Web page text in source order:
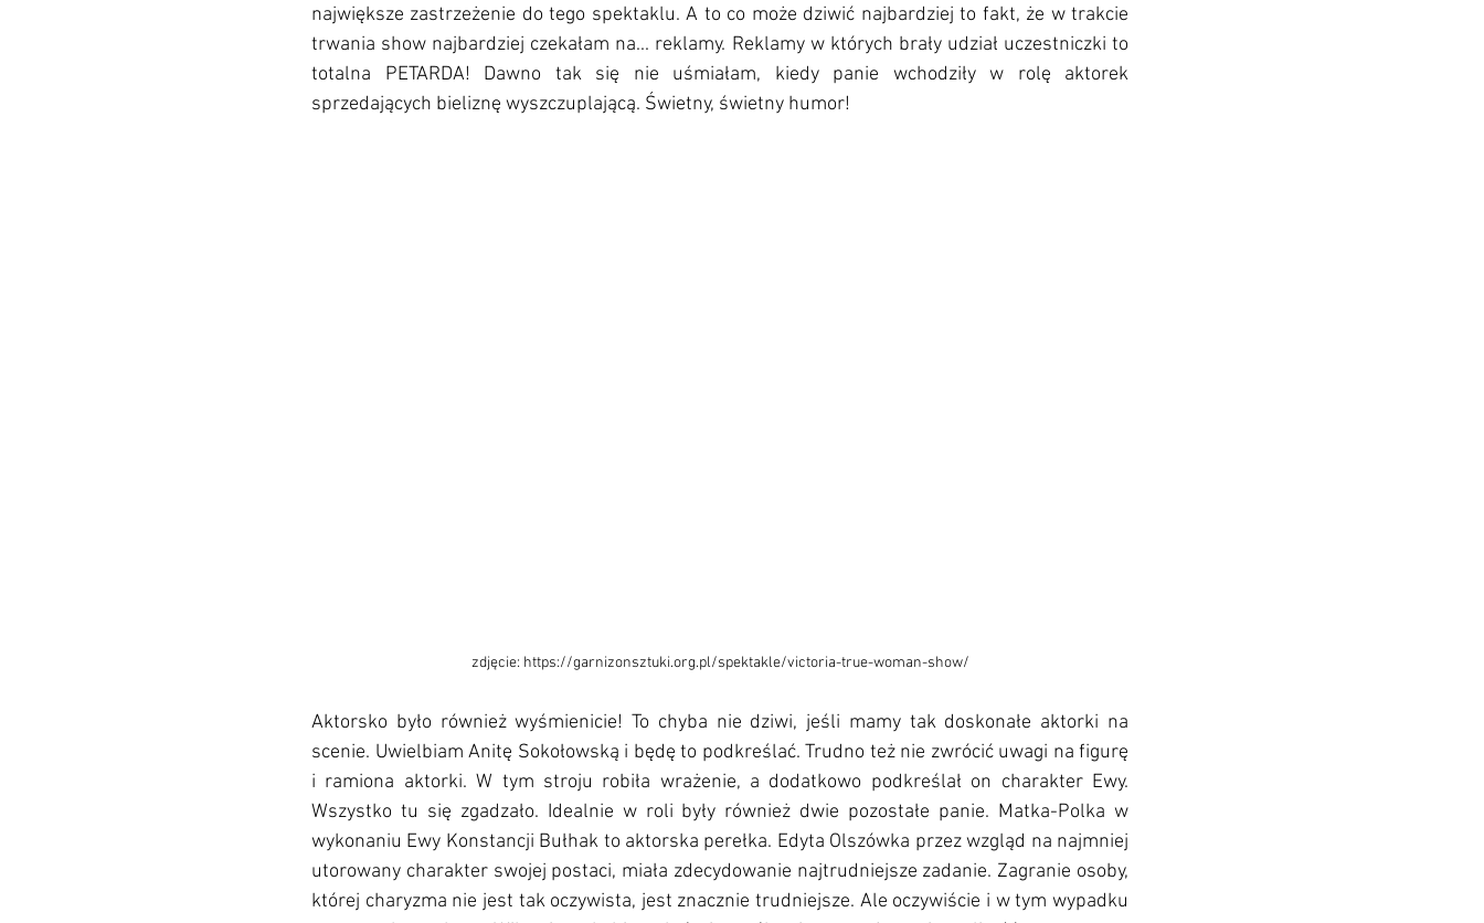
największe zastrzeżenie do tego spektaklu. A to co może dziwić najbardziej to fakt, że w trakcie
trwania show najbardziej czekałam na... reklamy. Reklamy w których brały udział uczestniczki to
totalna PETARDA! Dawno tak się nie uśmiałam, kiedy panie wchodziły w rolę aktorek
sprzedających bieliznę wyszczuplającą. Świetny, świetny humor!
zdjęcie: https://garnizonsztuki.org.pl/spektakle/victoria-true-woman-show/
Aktorsko było również wyśmienicie! To chyba nie dziwi, jeśli mamy tak doskonałe aktorki na
scenie. Uwielbiam Anitę Sokołowską i będę to podkreślać. Trudno też nie zwrócić uwagi na figurę
i ramiona aktorki. W tym stroju robiła wrażenie, a dodatkowo podkreślał on charakter Ewy.
Wszystko tu się zgadzało. Idealnie w roli były również dwie pozostałe panie. Matka-Polka w
wykonaniu Ewy Konstancji Bułhak to aktorska perełka. Edyta Olszówka przez wzgląd na najmniej
utorowany charakter swojej postaci, miała zdecydowanie najtrudniejsze zadanie. Zagranie osoby,
której charyzma nie jest tak oczywista, jest znacznie trudniejsze. Ale oczywiście i w tym wypadku